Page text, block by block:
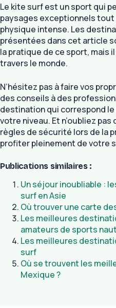
Le kite surf est un sport qui
paysages exceptionnels
physique intense. Les
présentées dans cet article
la pratique de ce sport, mais
travers le monde.
N’hésitez pas à faire vos
des conseils à des
destination qui correspond
votre niveau. Et n’oubliez
règles de sécurité lors de la
profiter pleinement de votre
Publications similaires :
Un séjour inoubliable :
surf en Asie
Où trouver une carte
Les meilleures
amateurs de sports
Les meilleures
surf
Où se trouvent les
Mexique ?